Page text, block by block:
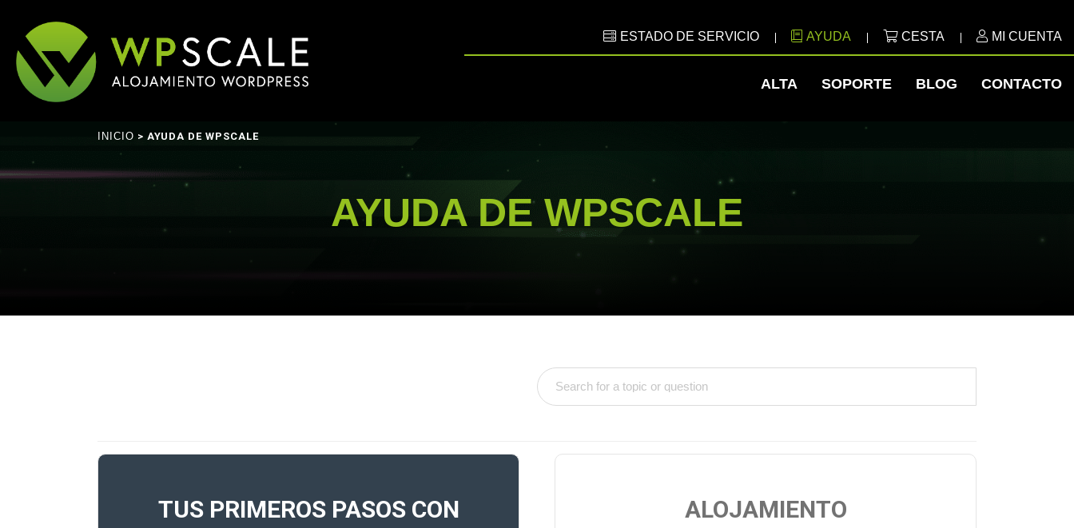
ESTADO DE SERVICIO AYUDA CESTA MI CUENTA
ALTA SOPORTE BLOG CONTACTO
INICIO > AYUDA DE WPSCALE
AYUDA DE WPSCALE
TUS PRIMEROS PASOS CON
ALOJAMIENTO